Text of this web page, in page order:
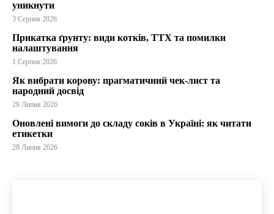
уникнути
3 Серпня 2026
Прикатка ґрунту: види котків, ТТХ та помилки
налаштування
1 Серпня 2026
Як вибрати корову: прагматичний чек-лист та
народний досвід
29 Липня 2026
Оновлені вимоги до складу соків в Україні: як читати
етикетки
28 Липня 2026